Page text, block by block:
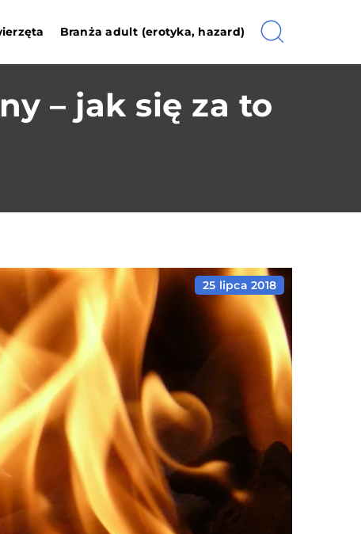
Branża adult (erotyka, hazard)
– jak się za to
25 lipca 2018